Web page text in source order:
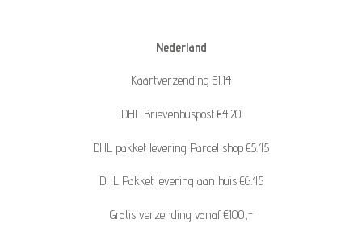
Nederland
Kaartverzending €1.14
DHL Brievenbuspost €4.20
DHL pakket levering Parcel shop €5.45
DHL Pakket levering aan huis €6.45
Gratis verzending vanaf €100,-